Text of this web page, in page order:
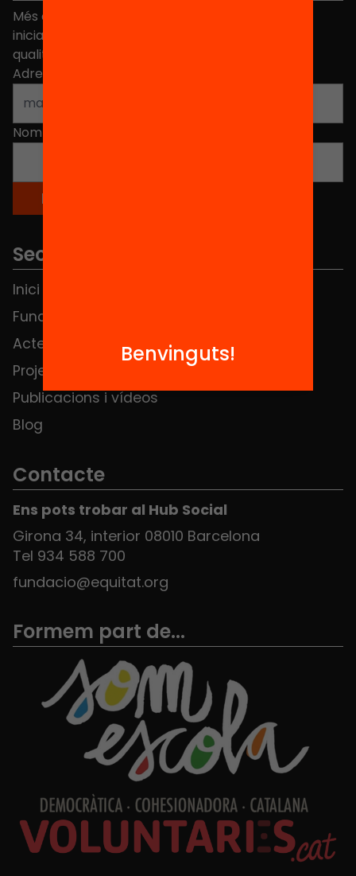
Més de 40.000 persones ja han triat Equitat. Rep
iniciatives, propostes i projectes per millorar la
qualitat de l'educació a Catalunya.
Adreça electrònica
Nom
Seccions
Inici
Fundació
Actes
Projectes
Publicacions i vídeos
Blog
Hub Social
Contacte
Ens pots trobar al Hub Social
Girona 34, interior 08010 Barcelona
Tel 934 588 700
fundacio@equitat.org
Formem part de...
Benvinguts!